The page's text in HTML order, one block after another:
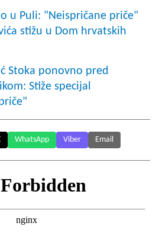
u Puli: "Neispričane priče"
stižu u Dom hrvatskih
Stoka ponovno pred
Stiže specijal
WhatsApp Viber Email